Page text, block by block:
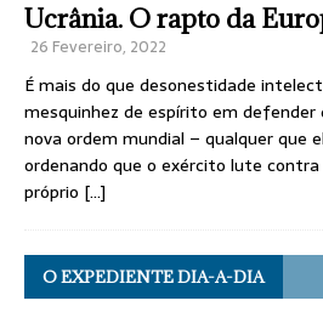
Ucrânia. O rapto da
26 Fevereiro, 2022
É mais do que desonestidade
mesquinhez de espírito em
nova ordem mundial – qualquer que
ordenando que o exército lute
próprio […]
O EXPEDIENTE DIA-A-DIA